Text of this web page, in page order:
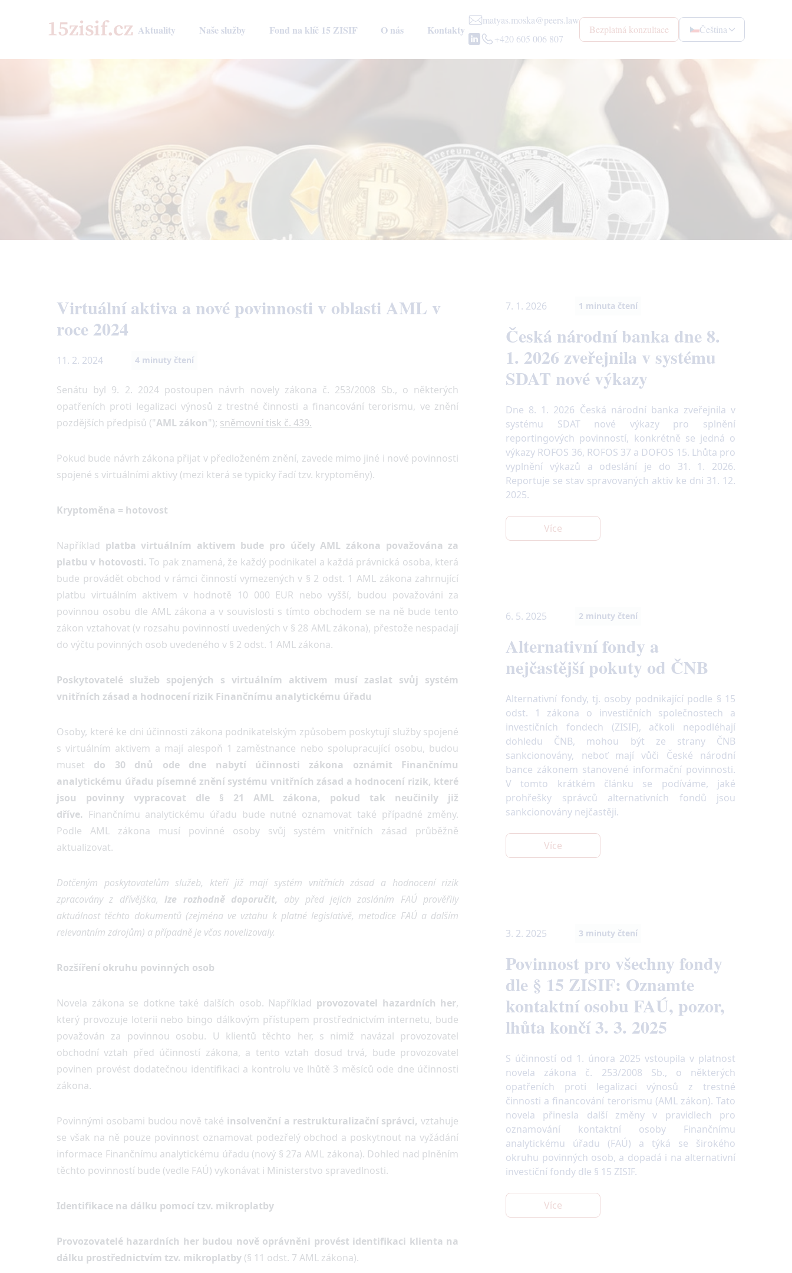
Aktuality Naše služby Fond na klíč 15 ZISIF O nás Kontakty
matyas.moska@peers.law
+420 605 006 807
Bezplatná konzultace Čeština
Virtuální aktiva a nové povinnosti v oblasti AML v
roce 2024
11. 2. 2024 4 minuty čtení
Senátu byl 9. 2. 2024 postoupen návrh novely zákona č. 253/2008 Sb., o některých
opatřeních proti legalizaci výnosů z trestné činnosti a financování terorismu, ve znění
pozdějších předpisů ("AML zákon"); sněmovní tisk č. 439.
Pokud bude návrh zákona přijat v předloženém znění, zavede mimo jiné i nové povinnosti
spojené s virtuálními aktivy (mezi která se typicky řadí tzv. kryptoměny).
Kryptoměna = hotovost
Například platba virtuálním aktivem bude pro účely AML zákona považována za
platbu v hotovosti. To pak znamená, že každý podnikatel a každá právnická osoba, která
bude provádět obchod v rámci činností vymezených v § 2 odst. 1 AML zákona zahrnující
platbu virtuálním aktivem v hodnotě 10 000 EUR nebo vyšší, budou považováni za
povinnou osobu dle AML zákona a v souvislosti s tímto obchodem se na ně bude tento
zákon vztahovat (v rozsahu povinností uvedených v § 28 AML zákona), přestože nespadají
do výčtu povinných osob uvedeného v § 2 odst. 1 AML zákona.
Poskytovatelé služeb spojených s virtuálním aktivem musí zaslat svůj systém
vnitřních zásad a hodnocení rizik Finančnímu analytickému úřadu
Osoby, které ke dni účinnosti zákona podnikatelským způsobem poskytují služby spojené
s virtuálním aktivem a mají alespoň 1 zaměstnance nebo spolupracující osobu, budou
muset do 30 dnů ode dne nabytí účinnosti zákona oznámit Finančnímu
analytickému úřadu písemné znění systému vnitřních zásad a hodnocení rizik, které
jsou povinny vypracovat dle § 21 AML zákona, pokud tak neučinily již
dříve. Finančnímu analytickému úřadu bude nutné oznamovat také případné změny.
Podle AML zákona musí povinné osoby svůj systém vnitřních zásad průběžně
aktualizovat.
Dotčeným poskytovatelům služeb, kteří již mají systém vnitřních zásad a hodnocení rizik
zpracovány z dřívějška,lze rozhodně doporučit, aby před jejich zasláním FAÚ prověřily
aktuálnost těchto dokumentů (zejména ve vztahu k platné legislativě, metodice FAÚ a dalším
relevantním zdrojům) a případně je včas novelizovaly.
Rozšíření okruhu povinných osob
Novela zákona se dotkne také dalších osob. Například provozovatel hazardních her,
který provozuje loterii nebo bingo dálkovým přístupem prostřednictvím internetu, bude
považován za povinnou osobu. U klientů těchto her, s nimiž navázal provozovatel
obchodní vztah před účinností zákona, a tento vztah dosud trvá, bude provozovatel
povinen provést dodatečnou identifikaci a kontrolu ve lhůtě 3 měsíců ode dne účinnosti
zákona.
Povinnými osobami budou nově také insolvenční a restrukturalizační správci,vztahuje
se však na ně pouze povinnost oznamovat podezřelý obchod a poskytnout na vyžádání
informace Finančnímu analytickému úřadu (nový § 27a AML zákona). Dohled nad plněním
těchto povinností bude (vedle FAÚ) vykonávat i Ministerstvo spravedlnosti.
Identifikace na dálku pomocí tzv. mikroplatby
Provozovatelé hazardních her budou nově oprávněni provést identifikaci klienta na
dálku prostřednictvím tzv. mikroplatby (§ 11 odst. 7 AML zákona).
7. 1. 2026 1 minuta čtení
Česká národní banka dne 8.
1. 2026 zveřejnila v systému
SDAT nové výkazy
Dne 8. 1. 2026 Česká národní banka zveřejnila v
systému SDAT nové výkazy pro splnění
reportingových povinností, konkrétně se jedná o
výkazy ROFOS 36, ROFOS 37 a DOFOS 15. Lhůta pro
vyplnění výkazů a odeslání je do 31. 1. 2026.
Reportuje se stav spravovaných aktiv ke dni 31. 12.
2025.
Více
6. 5. 2025 2 minuty čtení
Alternativní fondy a
nejčastější pokuty od ČNB
Alternativní fondy, tj. osoby podnikající podle § 15
odst. 1 zákona o investičních společnostech a
investičních fondech (ZISIF), ačkoli nepodléhají
dohledu ČNB, mohou být ze strany ČNB
sankcionovány, neboť mají vůči České národní
bance zákonem stanovené informační povinnosti.
V tomto krátkém článku se podíváme, jaké
prohřešky správců alternativních fondů jsou
sankcionovány nejčastěji.
Více
3. 2. 2025 3 minuty čtení
Povinnost pro všechny fondy
dle § 15 ZISIF: Oznamte
kontaktní osobu FAÚ, pozor,
lhůta končí 3. 3. 2025
S účinností od 1. února 2025 vstoupila v platnost
novela zákona č. 253/2008 Sb., o některých
opatřeních proti legalizaci výnosů z trestné
činnosti a financování terorismu (AML zákon). Tato
novela přinesla další změny v pravidlech pro
oznamování kontaktní osoby Finančnímu
analytickému úřadu (FAÚ) a týká se širokého
okruhu povinných osob, a dopadá i na alternativní
investiční fondy dle § 15 ZISIF.
Více